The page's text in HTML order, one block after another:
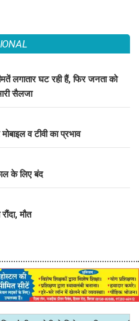
लगातार घट रही हैं, फिर जनता को
सैलजा
व टीवी का प्रभाव
के लिए बंद
मौत